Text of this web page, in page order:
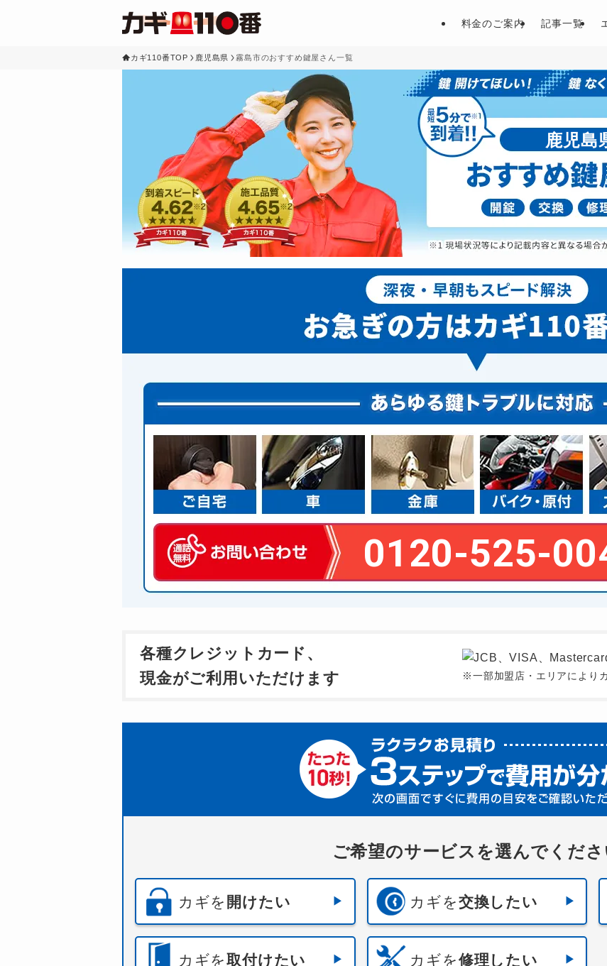
料金のご案内 記事一覧
カギ110番TOP 鹿児島県 霧島市のおすすめ鍵屋さん一覧
鹿児島
0120-525-
各種クレジットカード、
現金がご利用いただけます
※一部加盟店・エリアにより
ご希望のサービスを選んでくださ
カギを 開けたい カギを交換したい
カギを取付けたい カギを修理したい